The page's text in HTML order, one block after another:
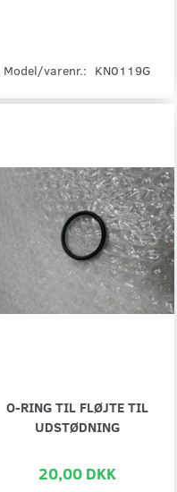
Model/varenr.: KN0119G
O-RING TIL FLØJTE TIL
UDSTØDNING
20,00 DKK